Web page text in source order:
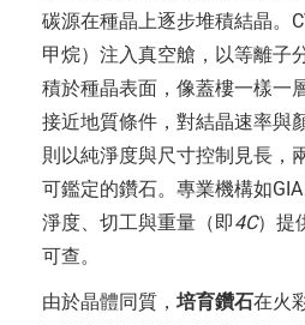
碳源在種晶上逐步堆積結晶。
甲烷）注入真空艙，以等離子
積於種晶表面，像蓋樓一樣一
接近地質條件，對結晶速率與
則以純淨度與尺寸控制見長，
可鑑定的鑽石。專業機構如GIA
淨度、切工與重量（即4C）提
可查。
由於晶體同質， 培育鑽石在火